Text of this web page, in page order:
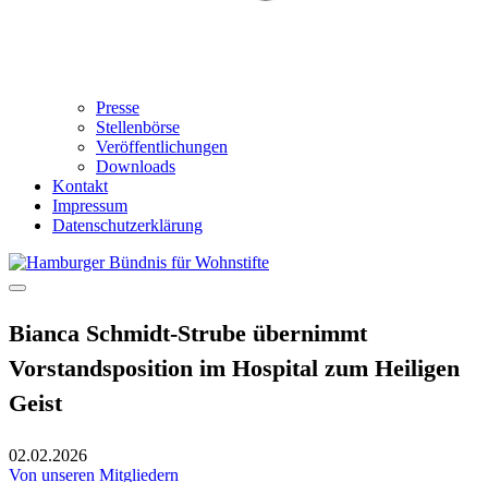
Presse
Stellenbörse
Veröffentlichungen
Downloads
Kontakt
Impressum
Datenschutzerklärung
Bianca Schmidt-Strube übernimmt
Vorstandsposition im Hospital zum Heiligen
Geist
02.02.2026
Von unseren Mitgliedern